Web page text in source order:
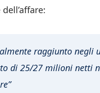
raggiunto
di 25/27 milioni netti